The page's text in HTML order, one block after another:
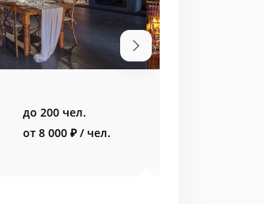
до 200 чел.
от 8 000 ₽ / чел.